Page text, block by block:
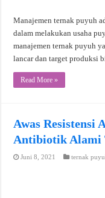
Manajemen ternak puyuh
dalam melakukan usaha
manajemen ternak puyuh
lancar dan target produksi
Read More »
Awas Resistensi
Antibiotik Alami
Juni 8, 2021 ternak